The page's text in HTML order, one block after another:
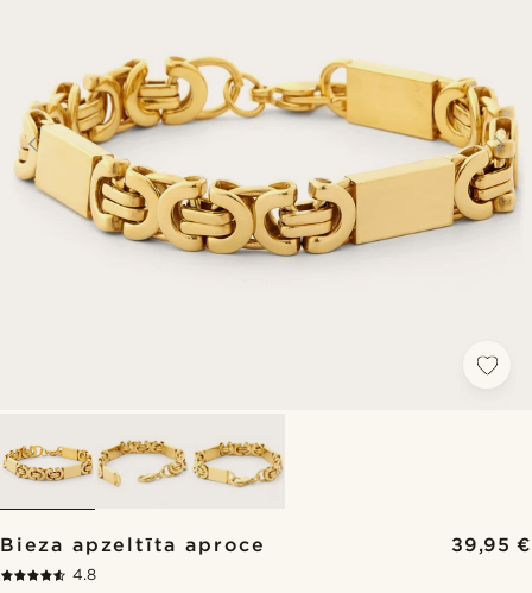
Bieza apzeltīta aproce 39,95 €
4.8